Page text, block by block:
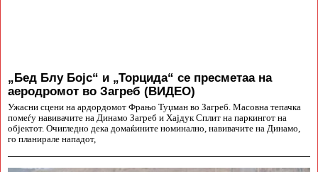
„Бед Блу Бојс“ и „Торцида“ се пресметаа на
аеродромот во Загреб (ВИДЕО)
Ужасни сцени на ардордомот Фрањо Туџман во Загреб. Масовна тепачка
помеѓу навивачите на Динамо Загреб и Хајдук Сплит на паркингот на
објектот. Очигледно дека домаќините номинално, навивачите на Динамо,
го планирале нападот,